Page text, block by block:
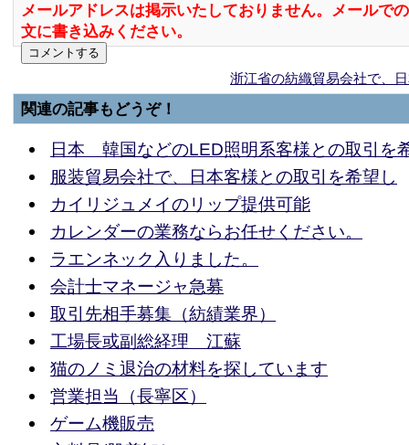
メールアドレスは掲示いたしておりません。メールで
文に書き込みください。
浙江省の紡織貿易会社で、
関連の記事もどうぞ！
日本 韓国などのLED照明系客様との取引を
服装貿易会社で、日本客様との取引を希望し
カイリジュメイのリップ提供可能
カレンダーの業務ならお任せください。
ラエンネック入りました。
会計士マネージャ急募
取引先相手募集（紡績業界）
工場長或副総経理 江蘇
猫のノミ退治の材料を探しています
営業担当（長寧区）
ゲーム機販売